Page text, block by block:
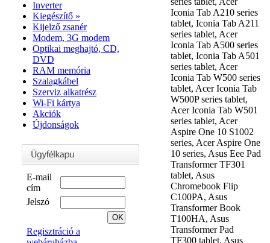
Inverter
Kiegészítő »
Kijelző zsanér
Modem, 3G modem
Optikai meghajtó, CD,
DVD
RAM memória
Szalagkábel
Szerviz alkatrész
Wi-Fi kártya
Akciók
Újdonságok
E-mail
cím
Jelszó
Regisztráció a
Iconia Tab A210 series
tablet, Iconia Tab A211
series tablet, Acer
Iconia Tab A500 series
tablet, Iconia Tab A501
series tablet, Acer
Iconia Tab W500 series
tablet, Acer Iconia Tab
W500P series tablet,
Acer Iconia Tab W501
series tablet, Acer
Aspire One 10 S1002
series, Acer Aspire One
10 series, Asus Eee Pad
Transformer TF301
tablet, Asus
Chromebook Flip
C100PA, Asus
Transformer Book
T100HA, Asus
Transformer Pad
TF300 tablet, Asus